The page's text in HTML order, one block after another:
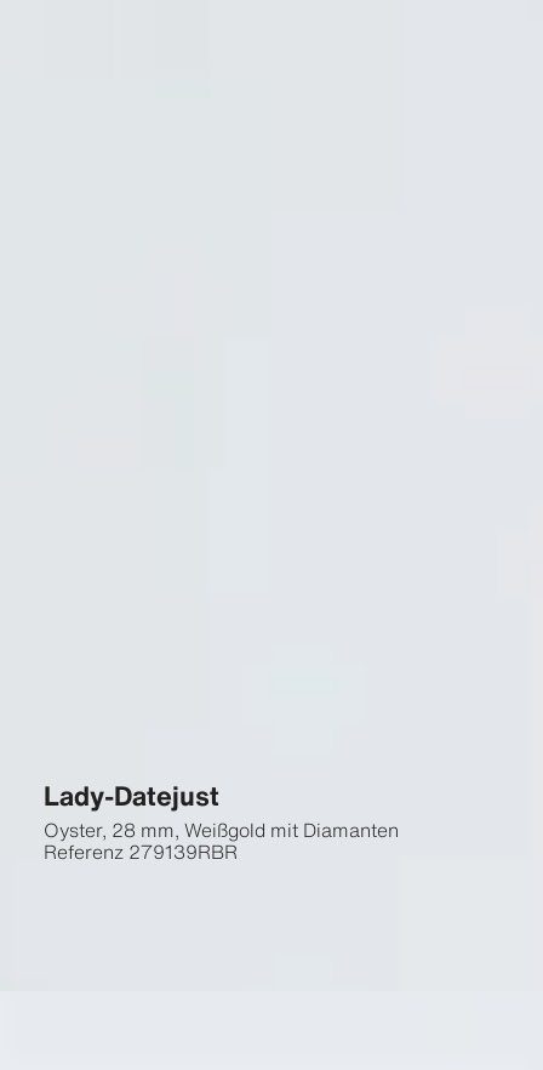
Lady-Datejust
Oyster, 28 mm, Weißgold mit Diamanten
Referenz 279139RBR